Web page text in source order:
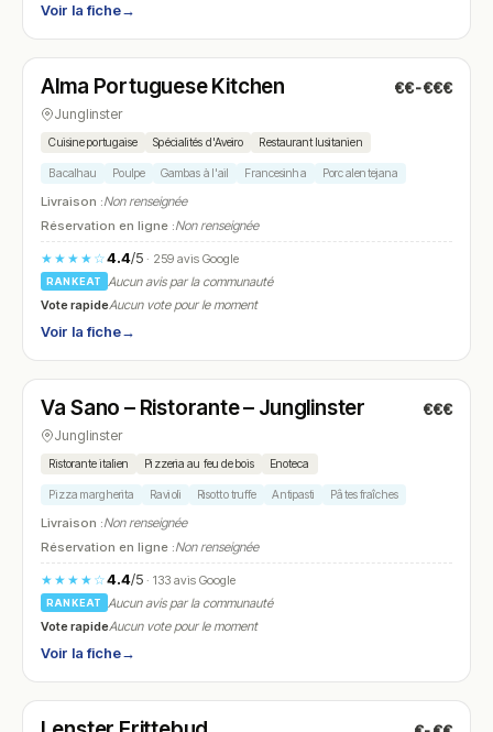
Voir la fiche→
N° 18
Alma Portuguese Kitchen €€-€€€
Junglinster
Cuisine portugaise Spécialités d'Aveiro Restaurant lusitanien
Bacalhau Poulpe Gambas à l'ail Francesinha Porc alentejana
Livraison :Non renseignée
Réservation en ligne :Non renseignée
★★★★☆4.4/5· 259 avis Google
RANKEAT
Aucun avis par la communauté
Vote rapideAucun vote pour le moment
Voir la fiche→
N° 19
Va Sano – Ristorante – Junglinster €€€
Junglinster
Ristorante italien Pizzeria au feu de bois Enoteca
Pizza margherita Ravioli Risotto truffe Antipasti Pâtes fraîches
Livraison :Non renseignée
Réservation en ligne :Non renseignée
★★★★☆4.4/5· 133 avis Google
RANKEAT
Aucun avis par la communauté
Vote rapideAucun vote pour le moment
Voir la fiche→